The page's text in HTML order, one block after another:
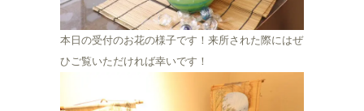
本日の受付のお花の様子です！来所された際にはぜ
ひご覧いただければ幸いです！